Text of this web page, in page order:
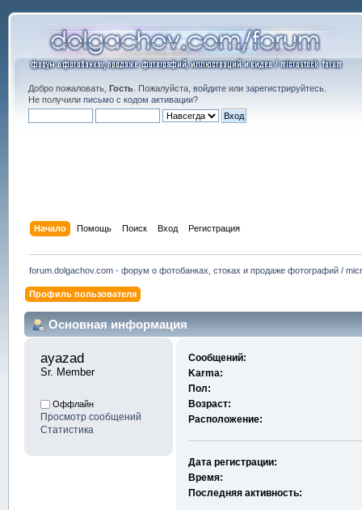
Добро пожаловать, Гость. Пожалуйста, войдитеили зарегистрируйтесь.
Не получили письмо с кодом активации?
Начало Помощь Поиск Вход Регистрация
forum.dolgachov.com - форум о фотобанках, стоках и продаже фотографий /
Профиль пользователя
Основная информация
ayazad
Sr. Member
Оффлайн
Просмотр сообщений
Статистика
Сообщений:
Karma:
Пол:
Возраст:
Расположение:
Дата регистрации:
Время:
Последняя активность: